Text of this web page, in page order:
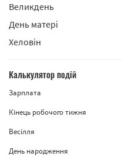
Великдень
День матері
Хеловін
Калькулятор подій
Зарплата
Кінець робочого тижня
Весілля
День народження